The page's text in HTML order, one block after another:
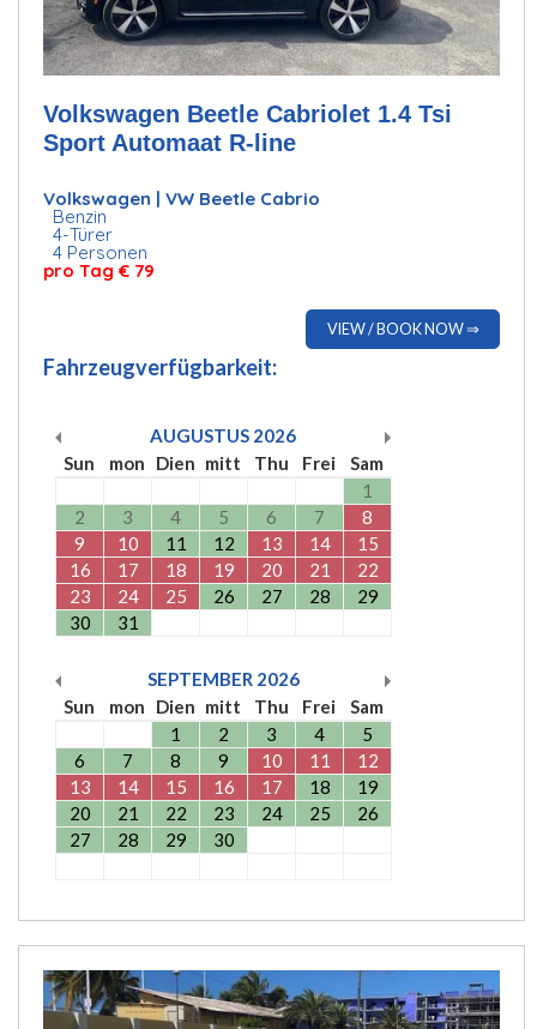
Volkswagen Beetle Cabriolet 1.4 Tsi
Sport Automaat R-line
Volkswagen | VW Beetle Cabrio
Benzin
4-Türer
4 Personen
pro Tag € 79
VIEW / BOOK NOW ⇒
Fahrzeugverfügbarkeit:
AUGUSTUS 2026
Sun
mon Dien mitt Thu Frei
Sam
1
2
3 4 5 6 7
8
9
10 11 12 13 14
15
16
17 18 19 20 21
22
23
24 25 26 27 28
29
30
31
SEPTEMBER 2026
Sun
mon Dien mitt Thu Frei
Sam
1
2 3 4
5
6
7 8 9 10 11
12
13
14 15 16 17 18
19
20
21 22 23 24 25
26
27
28 29 30